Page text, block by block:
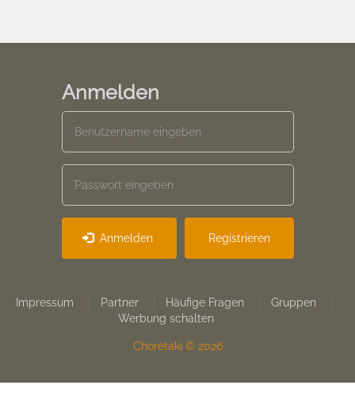
Anmelden
Anmelden Registrieren
Footer
Impressum Partner Häufige Fragen
Gruppen
Werbung schalten
Choretaki © 2026